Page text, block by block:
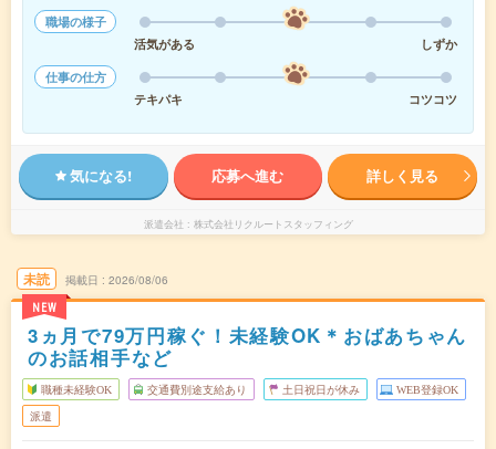
職場の様子
活気がある
しずか
仕事の仕方
テキパキ
コツコツ
気になる! 応募へ進む 詳しく見る
派遣会社 株式会社リクルートスタッフィング
未読
NEW
掲載日 2026/08/06
3ヵ月で79万円稼ぐ！未経験OK＊おばあちゃん
のお話相手など
職種未経験OK 交通費別途支給あり 土日祝日が休み WEB登録OK
派遣